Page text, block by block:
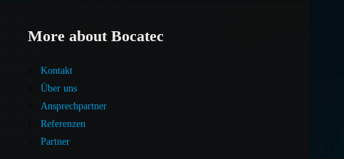
More about Bocatec
Kontakt
Über uns
Ansprechpartner
Referenzen
Partner